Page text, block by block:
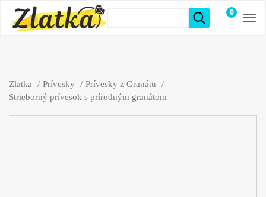
0
položiek
Zlatka Prívesky
Prívesky z Granátu
Strieborný prívesok s prírodným granátom